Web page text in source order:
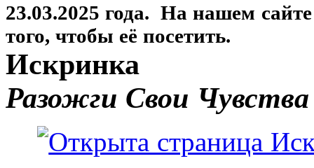
23.03.2025 года. На нашем
того, чтобы её посетить.
Искринка
Разожги Свои Чувства